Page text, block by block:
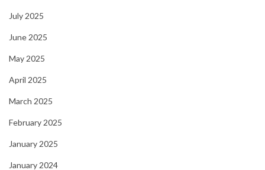
July 2025
June 2025
May 2025
April 2025
March 2025
February 2025
January 2025
January 2024